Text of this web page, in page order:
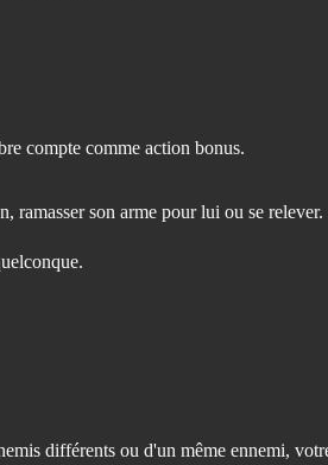
compte comme action bonus.
ramasser son arme pour lui ou se relever.
différents ou d'un même ennemi,